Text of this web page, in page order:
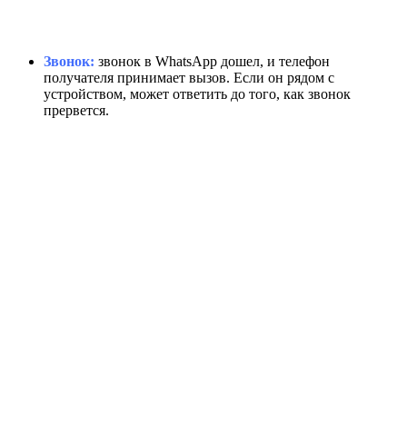
Звонок: звонок в WhatsApp дошел, и телефон
получателя принимает вызов. Если он рядом с
устройством, может ответить до того, как звонок
прервется.